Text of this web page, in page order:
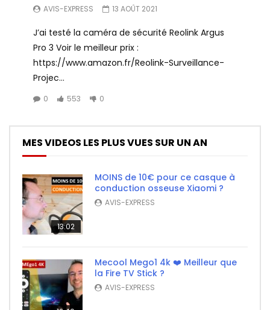
AVIS-EXPRESS 13 AOÛT 2021
J’ai testé la caméra de sécurité Reolink Argus
Pro 3 Voir le meilleur prix :
https://www.amazon.fr/Reolink-Surveillance-
Projec...
0 553 0
MES VIDEOS LES PLUS VUES SUR UN AN
13:02
MOINS de 10€ pour ce casque à
conduction osseuse Xiaomi ?
AVIS-EXPRESS
Mecool Mego1 4k ❤️ Meilleur que
la Fire TV Stick ?
AVIS-EXPRESS